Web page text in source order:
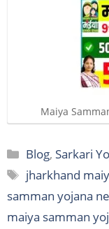
Maiya
Categories
Blog, Sarkari
Tags
jharkhand
samman yojana
maiya samman